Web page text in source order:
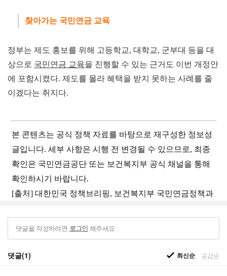
찾아가는 국민연금 교육
정부는 제도 홍보를 위해 고등학교, 대학교, 군부대 등을 대
상으로 국민연금 교육을 진행할 수 있는 근거도 이번 개정안
에 포함시켰다. 제도를 몰라 혜택을 받지 못하는 사례를 줄
이겠다는 취지다.
본 콘텐츠는 공식 정책 자료를 바탕으로 재구성한 정보성
글입니다. 세부 사항은 시행 전 변경될 수 있으므로, 최종
확인은 국민연금공단 또는 보건복지부 공식 채널을 통해
확인하시기 바랍니다.
[출처] 대한민국 정책브리핑, 보건복지부 국민연금정책과
댓글을 작성하려면 로그인 해주세요
댓글(1) 최신순 공감순